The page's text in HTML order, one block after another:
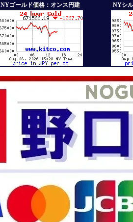
NYゴールド価格：オンス円建 NYシ